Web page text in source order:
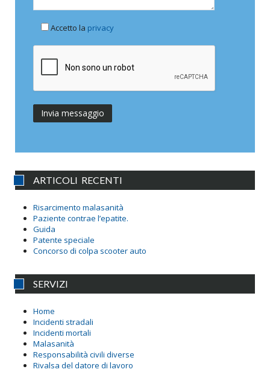
Accetto la privacy
ARTICOLI RECENTI
Risarcimento malasanità
Paziente contrae l’epatite.
Guida
Patente speciale
Concorso di colpa scooter auto
SERVIZI
Home
Incidenti stradali
Incidenti mortali
Malasanità
Responsabilità civili diverse
Rivalsa del datore di lavoro